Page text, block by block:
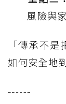
風險與
「傳承不
如何安全地
------